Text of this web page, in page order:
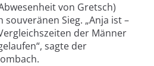
von Gretsch)
Sieg. „Anja ist –
der Männer
sagte der